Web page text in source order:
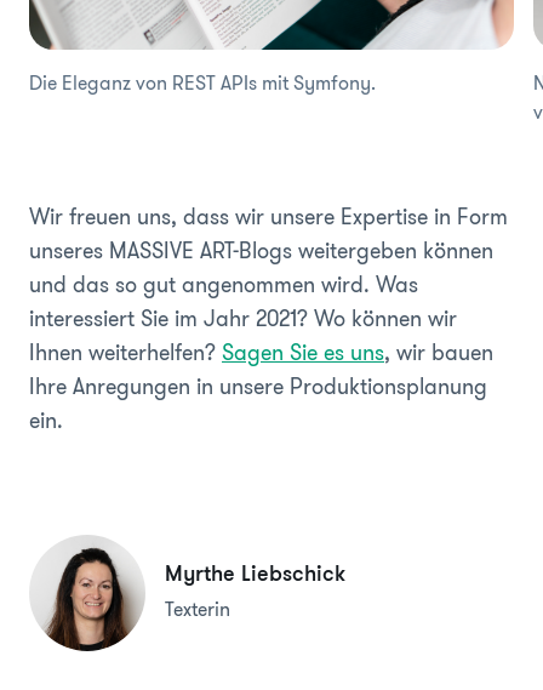
Die Eleganz von REST APIs mit Symfony.
Wir freuen uns, dass wir unsere Expertise in Form
unseres MASSIVE ART-Blogs weitergeben können
und das so gut angenommen wird. Was
interessiert Sie im Jahr 2021? Wo können wir
Ihnen weiterhelfen?Sagen Sie es uns, wir bauen
Ihre Anregungen in unsere Produktionsplanung
ein.
Myrthe Liebschick
Texterin